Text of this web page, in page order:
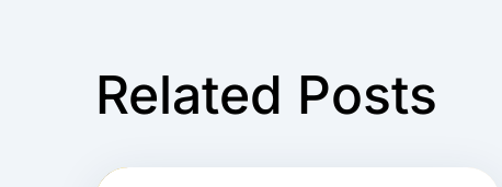
Related Posts